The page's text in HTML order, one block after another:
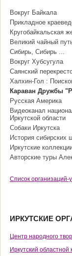
Вокруг Байкала
Прикладное
Кругобайкальская
Великий чайный
Сибирь, Сибирь ...
Вокруг Хубсугула
Саянский
Халхин-Гол :
Караван Дружбы
Русская Америка
Видеоканал
Иркутской области
Собаки Иркутска
История сибирских
Иркутские
Авторские туры
Cписок организаций-
ИРКУТСКИЕ
Центр народного
Иркутский